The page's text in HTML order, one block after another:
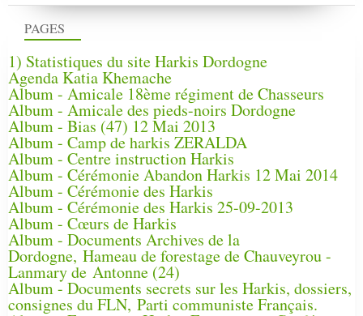
PAGES
1) Statistiques du site Harkis Dordogne
Agenda Katia Khemache
Album - Amicale 18ème régiment de Chasseurs
Album - Amicale des pieds-noirs Dordogne
Album - Bias (47) 12 Mai 2013
Album - Camp de harkis ZERALDA
Album - Centre instruction Harkis
Album - Cérémonie Abandon Harkis 12 Mai 2014
Album - Cérémonie des Harkis
Album - Cérémonie des Harkis 25-09-2013
Album - Cœurs de Harkis
Album - Documents Archives de la
Dordogne, Hameau de forestage de Chauveyrou -
Lanmary de Antonne (24)
Album - Documents secrets sur les Harkis, dossiers,
consignes du FLN, Parti communiste Français.